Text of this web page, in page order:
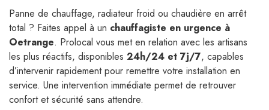
Panne de chauffage, radiateur froid ou chaudière en arrêt
total ? Faites appel à un chauffagiste en urgence à
Oetrange. Prolocal vous met en relation avec les artisans
les plus réactifs, disponibles 24h/24 et 7j/7, capables
d’intervenir rapidement pour remettre votre installation en
service. Une intervention immédiate permet de retrouver
confort et sécurité sans attendre.